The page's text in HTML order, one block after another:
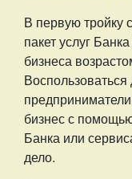
В первую
пакет услуг
бизнеса
бизнес с
Банка или
дело.